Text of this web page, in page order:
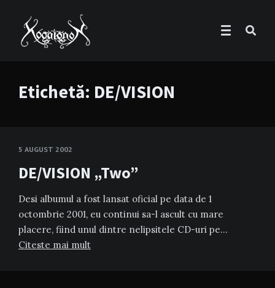
Etichetă: DE/VISION
5 AUGUST 2002
DE/VISION „Two”
Desi albumul a fost lansat oficial pe data de 1
octombrie 2001, eu continui sa-l ascult cu mare
placere, fiind unul dintre nelipsitele CD-uri pe…
Citeste mai mult